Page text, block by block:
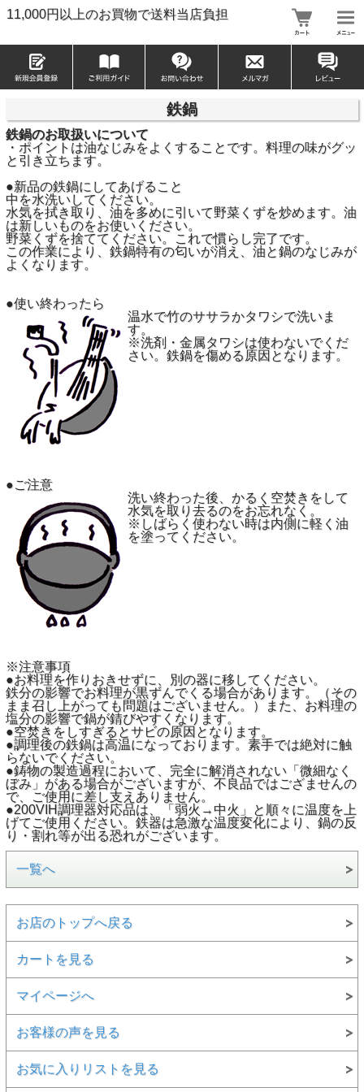
11,000円以上のお買物で送料当店負担
鉄鍋
鉄鍋のお取扱いについて
・ポイントは油なじみをよくすることです。料理の味がグッ
と引き立ちます。
●新品の鉄鍋にしてあげること
中を水洗いしてください。
水気を拭き取り、油を多めに引いて野菜くずを炒めます。油
は新しいものをお使いください。
野菜くずを捨ててください。これで慣らし完了です。
この作業により、鉄鍋特有の匂いが消え、油と鍋のなじみが
よくなります。
●使い終わったら
温水で竹のササラかタワシで洗いま
す。
※洗剤・金属タワシは使わないでくだ
さい。鉄鍋を傷める原因となります。
●ご注意
洗い終わった後、かるく空焚きをして
水気を取り去るのをお忘れなく。
※しばらく使わない時は内側に軽く油
を塗ってください。
※注意事項
●お料理を作りおきせずに、別の器に移してください。
鉄分の影響でお料理が黒ずんでくる場合があります。（その
まま召し上がっても問題はございません。）また、お料理の
塩分の影響で鍋が錆びやすくなります。
●空焚きをしすぎるとサビの原因となります。
●調理後の鉄鍋は高温になっております。素手では絶対に触
らないでください。
●鋳物の製造過程において、完全に解消されない「微細なく
ぼみ」がある場合がございますが、不良品ではござませんの
で、ご使用に差し支えありません。
●200VIH調理器対応品は、「弱火→中火」と順々に温度を上
げてご使用ください。鉄器は急激な温度変化により、鍋の反
り・割れ等が出る恐れがございます。
一覧へ
お店のトップへ戻る
カートを見る
マイページへ
お客様の声を見る
お気に入りリストを見る